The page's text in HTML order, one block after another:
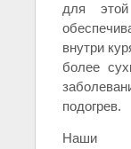
для
внутри
более
подогрев.
Наши